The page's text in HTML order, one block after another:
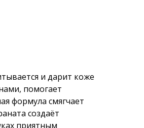
и дарит коже
помогает
формула смягчает
создаёт
приятным